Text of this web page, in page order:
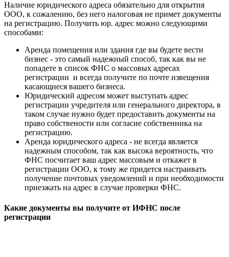
Наличие юридического адреса обязательно для открытия
ООО, к сожалению, без него налоговая не примет документы
на регистрацию. Получить юр. адрес можно следующими
способами:
Аренда помещения или здания где вы будете вести
бизнес - это самый надежный способ, так как вы не
попадете в список ФНС о массовых адресах
регистрации и всегда получите по почте извещения
касающиеся вашего бизнеса.
Юридический адресом может выступать адрес
регистрации учредителя или генерального директора, в
таком случае нужно будет предоставить документы на
право собствености или согласие собственника на
регистрацию.
Аренда юридического адреса - не всегда является
надежным способом, так как высока вероятность, что
ФНС посчитает ваш адрес массовым и откажет в
регистрации ООО, к тому же придется настраивать
получение почтовых уведомлений и при необходимости
приезжать на адрес в случае проверки ФНС.
Какие документы вы получите от ИФНС после
регистрации